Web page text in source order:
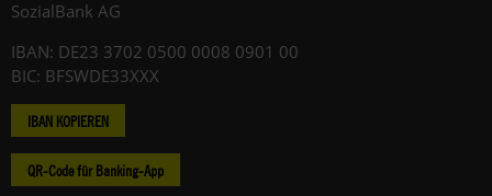
SozialBank AG
IBAN: DE23 3702 0500 0008 0901 00
BIC: BFSWDE33XXX
IBAN KOPIEREN
QR-Code für Banking-App